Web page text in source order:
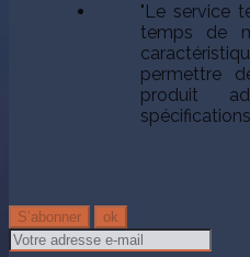
"Le service
temps de
permettre
produit